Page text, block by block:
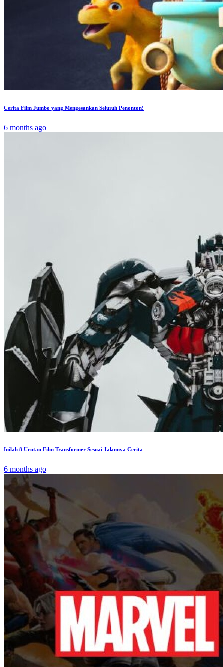
Cerita Film Jumbo yang Mengesankan Seluruh Penonton!
6 months ago
Inilah 8 Urutan Film Transformer Sesuai Jalannya Cerita
6 months ago